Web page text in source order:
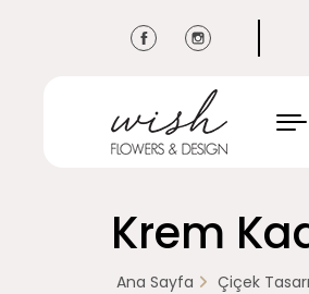
KAPAT
Krem
Ana Sayfa Çiçek